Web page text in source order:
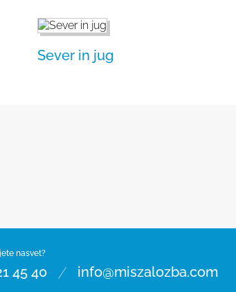
Sever in jug
nasvet?
45 40 / info@miszalozba.com